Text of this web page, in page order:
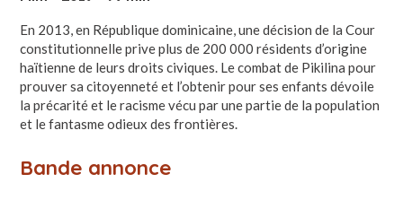
En 2013, en République dominicaine, une décision de la Cour
constitutionnelle prive plus de 200 000 résidents d’origine
haïtienne de leurs droits civiques. Le combat de Pikilina pour
prouver sa citoyenneté et l’obtenir pour ses enfants dévoile
la précarité et le racisme vécu par une partie de la population
et le fantasme odieux des frontières.
Bande annonce